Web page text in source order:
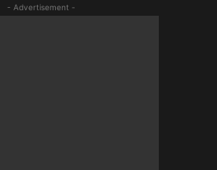
- Advertisement -